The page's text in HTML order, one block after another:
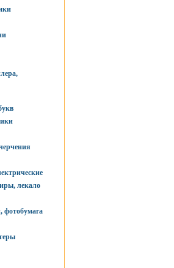
лекало
фотобумага